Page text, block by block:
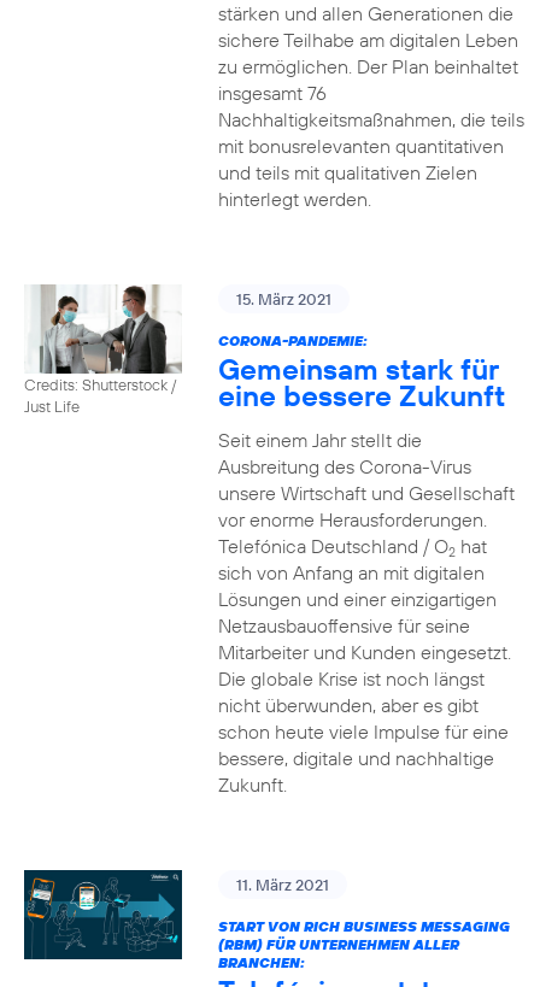
stärken und allen Generationen die
sichere Teilhabe am digitalen Leben
zu ermöglichen. Der Plan beinhaltet
insgesamt 76
Nachhaltigkeitsmaßnahmen, die teils
mit bonusrelevanten quantitativen
und teils mit qualitativen Zielen
hinterlegt werden.
Credits: Shutterstock /
Just Life
15. März 2021
CORONA-PANDEMIE:
Gemeinsam stark für
eine bessere Zukunft
Seit einem Jahr stellt die
Ausbreitung des Corona-Virus
unsere Wirtschaft und Gesellschaft
vor enorme Herausforderungen.
Telefónica Deutschland / O2hat
sich von Anfang an mit digitalen
Lösungen und einer einzigartigen
Netzausbauoffensive für seine
Mitarbeiter und Kunden eingesetzt.
Die globale Krise ist noch längst
nicht überwunden, aber es gibt
schon heute viele Impulse für eine
bessere, digitale und nachhaltige
Zukunft.
11. März 2021
START VON RICH BUSINESS MESSAGING
(RBM) FÜR UNTERNEHMEN ALLER
BRANCHEN: